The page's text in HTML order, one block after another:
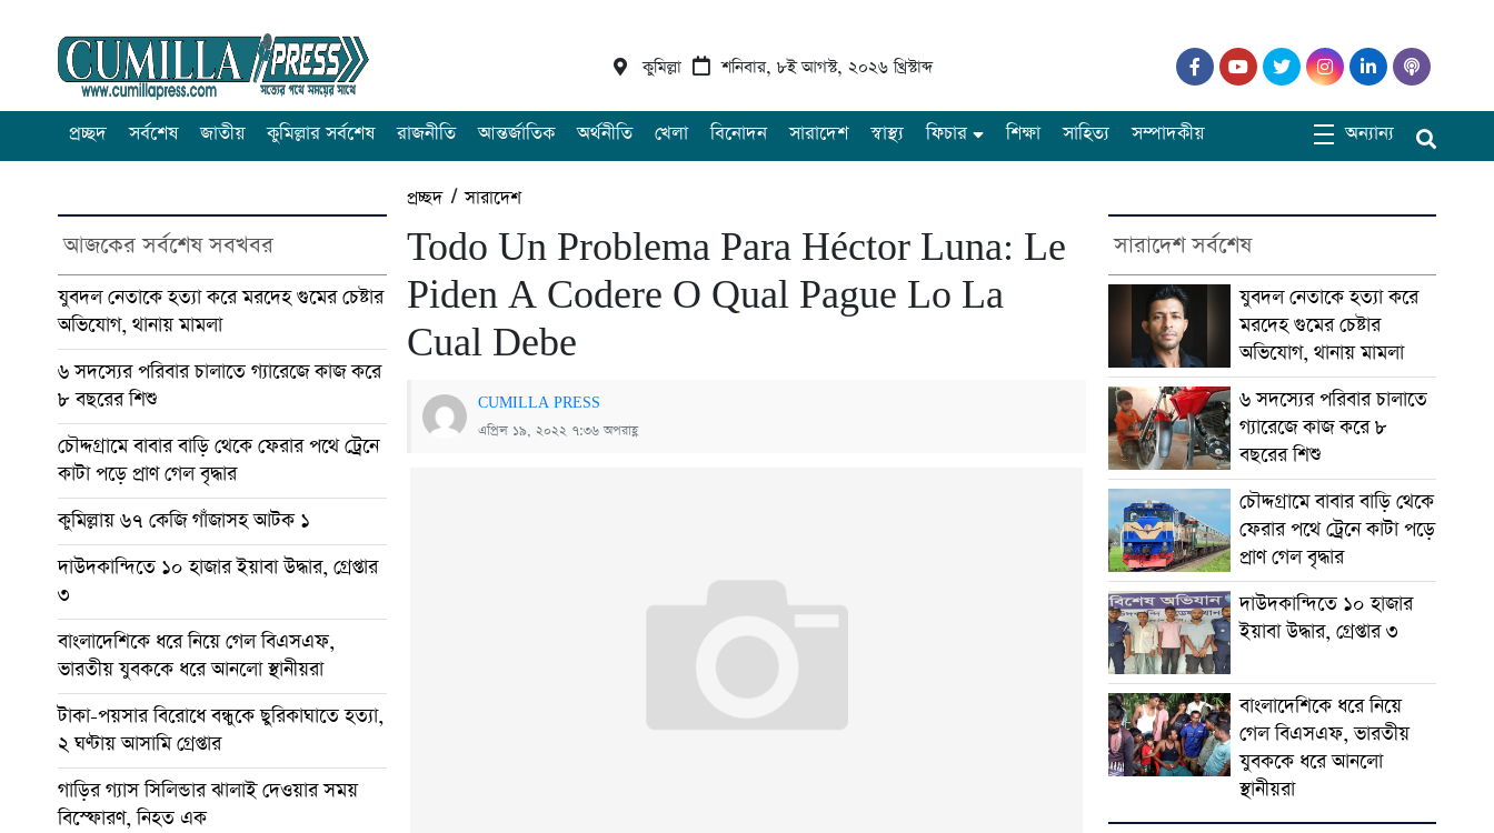
কুমিল্লা শনিবার, ৮ই আগস্ট, ২০২৬ খ্রিস্টাব্দ
প্রচ্ছদ সর্বশেষ জাতীয় কুমিল্লার সর্বশেষ রাজনীতি আন্তর্জাতিক অর্থনীতি খেলা বিনোদন সারাদেশ স্বাস্থ্য ফিচার শিক্ষা সাহিত্য সম্পাদকীয় অন্যান্য
আজকের সর্বশেষ সবখবর
যুবদল নেতাকে হত্যা করে মরদেহ গুমের চেষ্টার
অভিযোগ, থানায় মামলা
৬ সদস্যের পরিবার চালাতে গ্যারেজে কাজ করে
৮ বছরের শিশু
চৌদ্দগ্রামে বাবার বাড়ি থেকে ফেরার পথে ট্রেনে
কাটা পড়ে প্রাণ গেল বৃদ্ধার
কুমিল্লায় ৬৭ কেজি গাঁজাসহ আটক ১
দাউদকান্দিতে ১০ হাজার ইয়াবা উদ্ধার, গ্রেপ্তার
৩
বাংলাদেশিকে ধরে নিয়ে গেল বিএসএফ,
ভারতীয় যুবককে ধরে আনলো স্থানীয়রা
টাকা-পয়সার বিরোধে বন্ধুকে ছুরিকাঘাতে হত্যা,
২ ঘণ্টায় আসামি গ্রেপ্তার
গাড়ির গ্যাস সিলিন্ডার ঝালাই দেওয়ার সময়
বিস্ফোরণ, নিহত এক
প্রচ্ছদ/সারাদেশ
Todo Un Problema Para Héctor Luna: Le
Piden A Codere O Qual Pague Lo La
Cual Debe
CUMILLA PRESS
এপ্রিল ১৯, ২০২২ ৭:৩৬ অপরাহ্ণ
সারাদেশ সর্বশেষ
যুবদল নেতাকে হত্যা করে
মরদেহ গুমের চেষ্টার
অভিযোগ, থানায় মামলা
৬ সদস্যের পরিবার চালাতে
গ্যারেজে কাজ করে ৮
বছরের শিশু
চৌদ্দগ্রামে বাবার বাড়ি থেকে
ফেরার পথে ট্রেনে কাটা পড়ে
প্রাণ গেল বৃদ্ধার
দাউদকান্দিতে ১০ হাজার
ইয়াবা উদ্ধার, গ্রেপ্তার ৩
বাংলাদেশিকে ধরে নিয়ে
গেল বিএসএফ, ভারতীয়
যুবককে ধরে আনলো
স্থানীয়রা